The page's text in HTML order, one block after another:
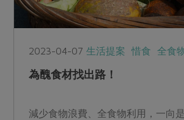
2023-04-07生活提案 惜食 全食
為醜食材找出路！
減少食物浪費、全食物利用，一向